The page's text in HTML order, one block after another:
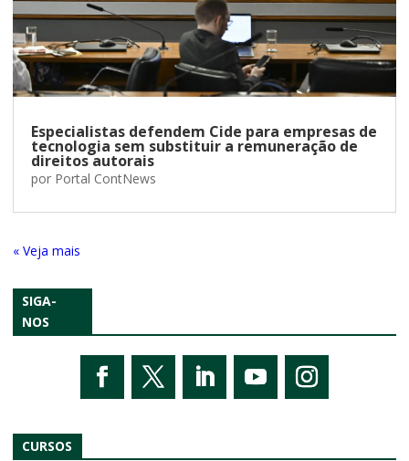
Especialistas defendem Cide para empresas de
tecnologia sem substituir a remuneração de
direitos autorais
por Portal ContNews
« Entradas Antigas
SIGA-
NOS
CURSOS